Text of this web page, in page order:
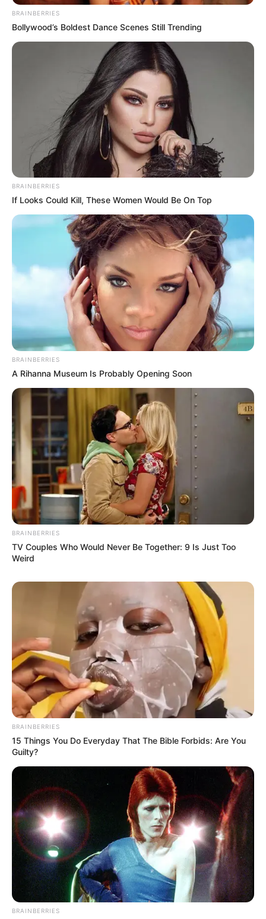
ราศีสิงห์
เปลี่ยนแปลงไปในทางที่ดีขึ้นโดยเฉพาะในเรื่องของการ
ทำงาน โชคทางด้านการเจรจา การติดต่อ จะยิ่งส่งผลดี
รวมไปถึงโชคในเรื่องของชื่อเสียง และตำแหน่งที่ดีขึ้นอีก
เบอร์มงคลจาก อ.ช้างทศพร ได้ที่นี่
:https://goo.gl/3RLmu8
ราศีกันย์
ติดอันดับในเรื่องของโชคด้านการเงินที่ดี จะมี
ความมั่วคั่ง ร่ำรวยที่ดีมากในปี 2561 อะไรที่ไม่คิดว่าจะได้
ก็จะได้มาอย่างฟลุค ๆ แบบไม่คาดฝัน หรือใครที่เคยมี
ปัญหาเรื่องการเงินที่ติดขัด ปัญหาเรื่องหนี้สิน สิ่งต่าง ๆ
เหล่านี้จะคลี่คลายแล้วก็นำไปสู่ความสำเร็จ เช็คเบอร์
มงคลจากอ.ช้างทศพร ได้ที่นี่
:https://goo.gl/CQeXPG
ราศีตุลย์ปี 2561 จัดว่าเป็นปีทอง ใครที่ยังเป็นโสดอยู่ รอ
ลุ้นฟังข่าวดีกันได้เลย ส่วนการงานที่ตั้งใจไว้จะสานต่อได้
สำเร็จ บวกก้าวหน้าเป็นอย่างดี และโดดเด่นที่สุดคือการ
เงิน ถือเป็นราศีที่ติดอันดับในเรื่องของความมั่งคั่งร่ำรวย
เช็คเบอร์มงคล
จาก อ.ช้าง ทศพร ได้ที่นี่
https://goo.gl/vfX6ht
ราศีพิจิกมีการเปลี่ยนแปลงค่อนข้างสูง ลัคกี้อินเกม ลัคกี้
อินเลิฟ รุ่งทั้งรักทั้งงาน เกณฑ์มีโชคจากการเดินทางไกล
การติดต่อธุรกิจที่เกี่ยวข้องกับต่างประเทศจะส่งให้เกิด
ความสำเร็จและก้าวหน้า เช็คเบอร์มงคลจาก อ.ช้าง
ทศพร ได้ที่นี่ :https://goo.gl/JKRGLy
ราศีธนู
ในปี 2561 จะเจองานค่อนข้างหนัก ต้องวางแผน
ให้ดีๆ เพราะเป็นปีแห่งความเหน็ดเหนื่อย ความเครียด
บางคนอาจถูกโกงแต่จะมีข่าวดีเรื่องในภาย
หลัง
เช็คเบอร์มงคล จากอ.ช้าง ทศพร ได้ที่นี่
:https://goo.gl/RQvLvv
DTAC อ.ช้าง ทศพร เบอร์มงคล โหราศาสตร์
BRAINBERRIES
Bollywood’s Boldest Dance Scenes Still Trending
BRAINBERRIES
If Looks Could Kill, These Women Would Be On Top
BRAINBERRIES
A Rihanna Museum Is Probably Opening Soon
BRAINBERRIES
TV Couples Who Would Never Be Together: 9 Is Just Too
Weird
BRAINBERRIES
15 Things You Do Everyday That The Bible Forbids: Are You
Guilty?
BRAINBERRIES